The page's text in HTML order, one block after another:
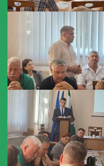
Școala
Sportivă
Specializată
de
Rezerve
Olimpice
Călărași
Stadionul